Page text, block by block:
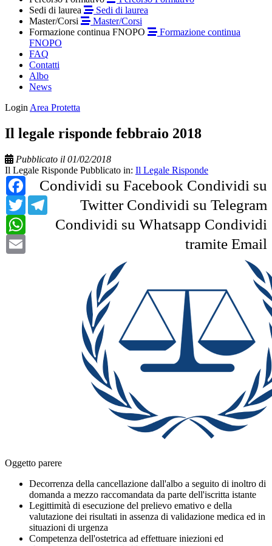
Sedi di laurea
Sedi di laurea
Master/Corsi
Master/Corsi
Formazione continua FNOPO
Formazione continua
FNOPO
FAQ
Contatti
Albo
News
Login Area Protetta
Il legale risponde febbraio 2018
Pubblicato il 01/02/2018
Il Legale Risponde Pubblicato in: Il Legale Risponde
Condividi su Facebook
Facebook
Condividi su
Twitter
Twitter Condividi su Telegram
Telegram
Condividi su Whatsapp
WhatsApp
Condividi
tramite Email
Oggetto parere
Decorrenza della cancellazione dall'albo a seguito di inoltro di
domanda a mezzo raccomandata da parte dell'iscritta istante
Legittimità di esecuzione del prelievo emativo e della
valutazione dei risultati in assenza di validazione medica ed in
situazioni di urgenza
Competenza dell'ostetrica ad effettuare iniezioni ed